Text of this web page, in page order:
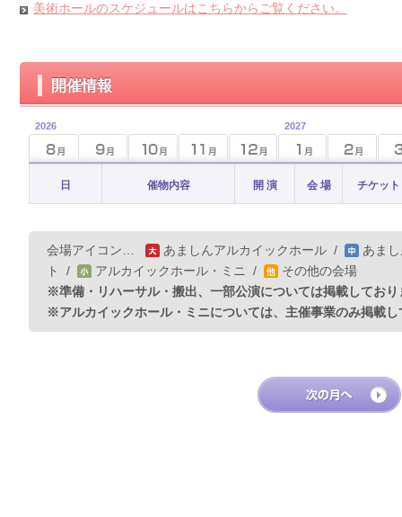
美術ホールのスケジュールはこちらからご覧ください。
開催情報
2026 2027
日 催物内容 開 演 会 場 チケット
会場アイコン… あましんアルカイックホール /
あま
ト
/ アルカイックホール・ミニ /
その他の会場
※準備・リハーサル・搬出、一部公演については掲載しており
※アルカイックホール・ミニについては、主催事業のみ掲載し